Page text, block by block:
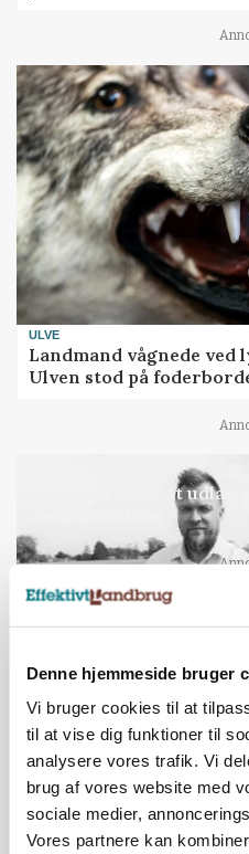
Denne hjemmeside bruger
Vi bruger cookies til at
til at vise dig funktioner til
analysere vores trafik. Vi
brug af vores website med
sociale medier,
Vores partnere kan
ULVE
Landmand vågnede
Ulven stod på
Det er en uskik at